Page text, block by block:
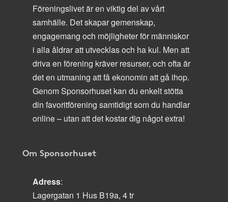
Föreningslivet är en viktig del av vårt
samhälle. Det skapar gemenskap,
engagemang och möjligheter för människor
i alla åldrar att utvecklas och ha kul. Men att
driva en förening kräver resurser, och ofta är
det en utmaning att få ekonomin att gå ihop.
Genom Sponsorhuset kan du enkelt stötta
din favoritförening samtidigt som du handlar
online – utan att det kostar dig något extra!
Om Sponsorhuset
Adress:
Lagergatan 1 Hus B19a, 4 tr